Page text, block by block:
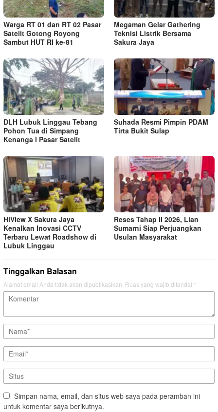
Warga RT 01 dan RT 02 Pasar
Satelit Gotong Royong
Sambut HUT RI ke-81
Megaman Gelar Gathering
Teknisi Listrik Bersama
Sakura Jaya
DLH Lubuk Linggau Tebang
Pohon Tua di Simpang
Kenanga I Pasar Satelit
Suhada Resmi Pimpin PDAM
Tirta Bukit Sulap
HiView X Sakura Jaya
Kenalkan Inovasi CCTV
Terbaru Lewat Roadshow di
Lubuk Linggau
Reses Tahap II 2026, Lian
Sumarni Siap Perjuangkan
Usulan Masyarakat
Tinggalkan Balasan
Alamat email Anda tidak akan dipublikasikan. Ruas yang wajib ditandai *
Simpan nama, email, dan situs web saya pada peramban ini
untuk komentar saya berikutnya.